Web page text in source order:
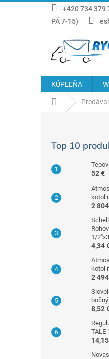
Prejsť
+420 734 379
PÁ 7-15)
KÚPEĽŇA
Domov
Top 10
52 €
kotol
2
1/
4,34
kotol
2
8,52
TALE